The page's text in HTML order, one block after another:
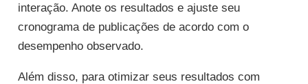
interação. Anote os resultados e ajuste seu
cronograma de publicações de acordo com o
desempenho observado.
Além disso, para otimizar seus resultados com